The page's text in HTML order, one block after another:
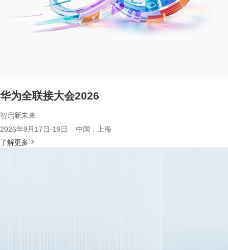
华为全联接大会2026
智启新未来
2026年9月17日-19日 中国，上海
了解更多